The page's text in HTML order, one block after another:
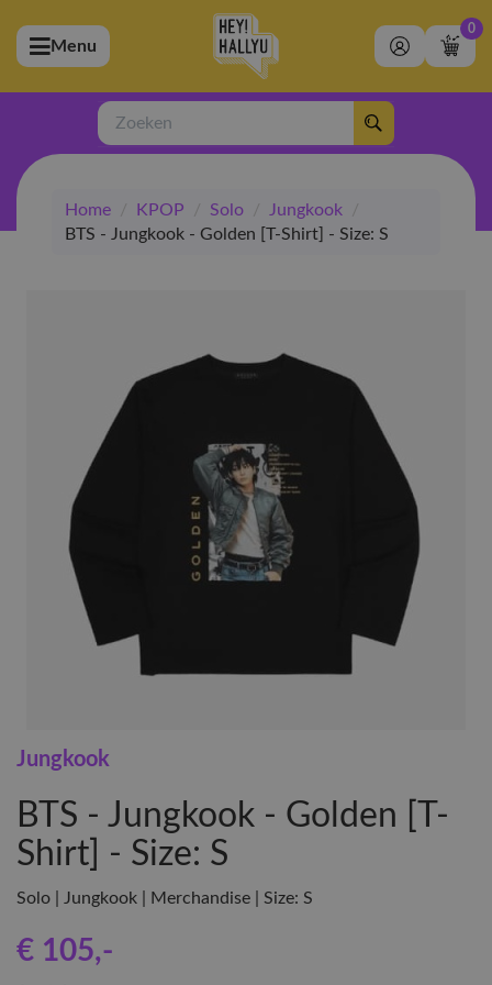
(Artiesten)
(Merchandise)
(Exclusive)
(Winkel)
Menu
0
Zoeken
Home / KPOP / Solo / Jungkook
/
BTS - Jungkook - Golden [T-Shirt] - Size: S
Jungkook
BTS - Jungkook - Golden [T-
Shirt] - Size: S
Solo | Jungkook | Merchandise | Size: S
€ 105,-